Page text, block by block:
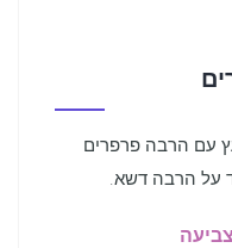
עם הרבה פרפרים
על הרבה דשא.